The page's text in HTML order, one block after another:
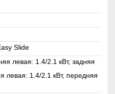
Slide
левая: 1.4/2.1 кВт, задняя
левая: 1.4/2.1 кВт, передняя